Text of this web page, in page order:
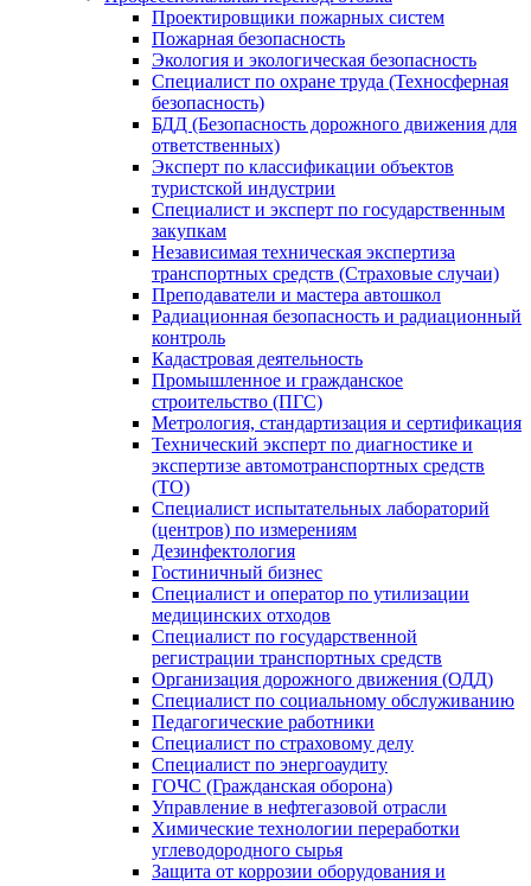
Проектировщики пожарных систем
Пожарная безопасность
Экология и экологическая безопасность
Специалист по охране труда (Техносферная
безопасность)
БДД (Безопасность дорожного движения для
ответственных)
Эксперт по классификации объектов
туристской индустрии
Специалист и эксперт по государственным
закупкам
Независимая техническая экспертиза
транспортных средств (Страховые случаи)
Преподаватели и мастера автошкол
Радиационная безопасность и радиационный
контроль
Кадастровая деятельность
Промышленное и гражданское
строительство (ПГС)
Метрология, стандартизация и сертификация
Технический эксперт по диагностике и
экспертизе автомотранспортных средств
(ТО)
Специалист испытательных лабораторий
(центров) по измерениям
Дезинфектология
Гостиничный бизнес
Специалист и оператор по утилизации
медицинских отходов
Специалист по государственной
регистрации транспортных средств
Организация дорожного движения (ОДД)
Специалист по социальному обслуживанию
Педагогические работники
Специалист по страховому делу
Специалист по энергоаудиту
ГОЧС (Гражданская оборона)
Управление в нефтегазовой отрасли
Химические технологии переработки
углеводородного сырья
Защита от коррозии оборудования и